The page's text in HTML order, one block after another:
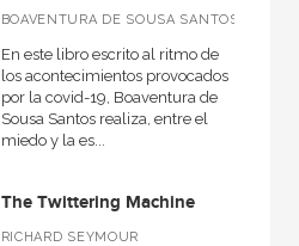
BOAVENTURA DE SOUSA SANTOS
En este libro escrito al ritmo de
los acontecimientos provocados
por la covid-19, Boaventura de
Sousa Santos realiza, entre el
miedo y la es...
The Twittering Machine
RICHARD SEYMOUR